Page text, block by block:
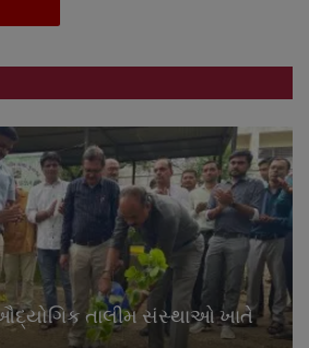
તાલીમ સંસ્થાઓ ખાતે